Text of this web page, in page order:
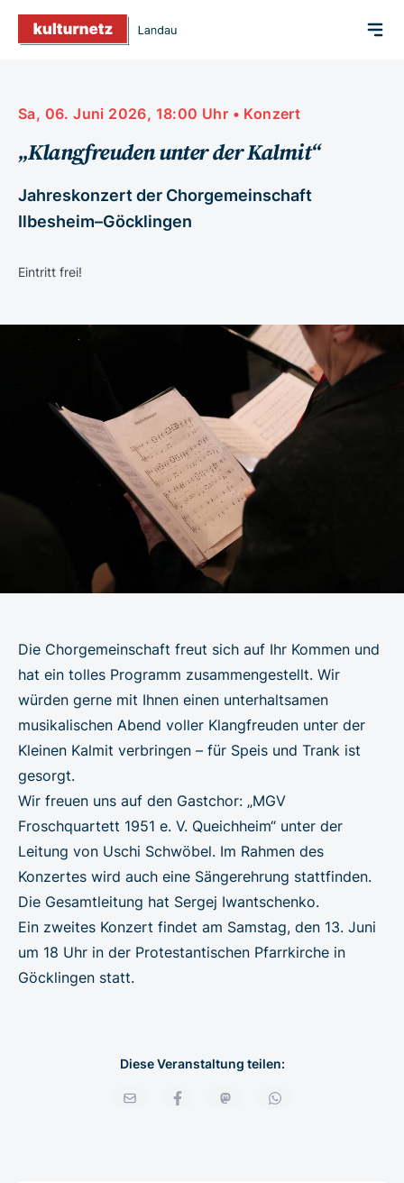
Sa, 06. Juni 2026, 18:00 Uhr • Konzert
„Klangfreuden unter der Kalmit“
Jahreskonzert der Chorgemeinschaft
Ilbesheim–Göcklingen
Eintritt frei!
Die Chorgemeinschaft freut sich auf Ihr Kommen und
hat ein tolles Programm zusammengestellt. Wir
würden gerne mit Ihnen einen unterhaltsamen
musikalischen Abend voller Klangfreuden unter der
Kleinen Kalmit verbringen – für Speis und Trank ist
gesorgt.
Wir freuen uns auf den Gastchor: „MGV
Froschquartett 1951 e. V. Queichheim“ unter der
Leitung von Uschi Schwöbel. Im Rahmen des
Konzertes wird auch eine Sängerehrung stattfinden.
Die Gesamtleitung hat Sergej Iwantschenko.
Ein zweites Konzert findet am Samstag, den 13. Juni
um 18 Uhr in der Protestantischen Pfarrkirche in
Göcklingen statt.
Diese Veranstaltung teilen: